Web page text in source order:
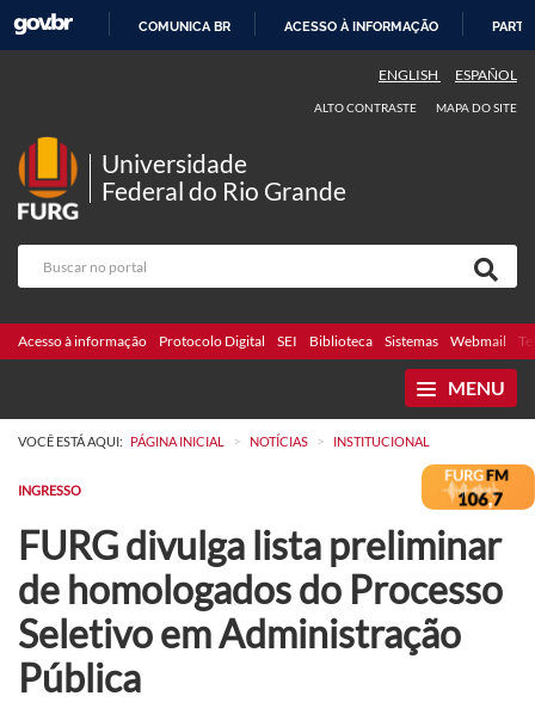
COMUNICA BR ACESSO À INFORMAÇÃO
ENGLISH ESPAÑOL
ALTO CONTRASTE MAPA DO SITE
Universidade
Federal do Rio Grande
Acesso à informação Protocolo Digital SEI Biblioteca Sistemas Webmail
MENU
VOCÊ ESTÁ AQUI: PÁGINA INICIAL > NOTÍCIAS > INSTITUCIONAL
INGRESSO
FURG divulga lista preliminar
de homologados do Processo
Seletivo em Administração
Pública